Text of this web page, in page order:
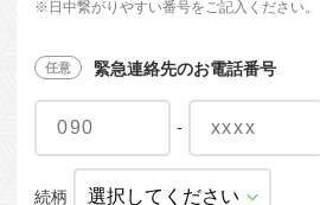
※日中繋がりやすい番号をご記入ください。
緊急連絡先のお電話番号
-
続柄